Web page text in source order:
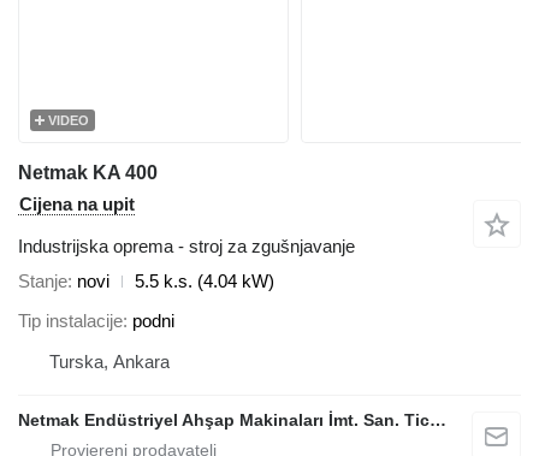
VIDEO
Netmak KA 400
Cijena na upit
Industrijska oprema - stroj za zgušnjavanje
Stanje novi
5.5 k.s. (4.04 kW)
Tip instalacije podni
Turska, Ankara
Netmak Endüstriyel Ahşap Makinaları İmt. San. Tic. A.Ş.